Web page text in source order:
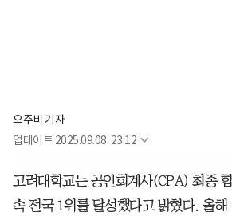
오주비 기자
업데이트 2025.09.08. 23:12
고려대학교는 공인회계사(CPA) 최종
속 전국 1위를 달성했다고 밝혔다. 올해